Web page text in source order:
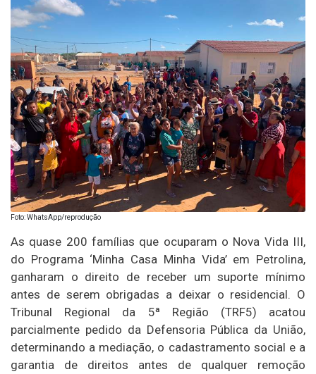
Foto: WhatsApp/reprodução
As quase 200 famílias que ocuparam o Nova Vida III,
do Programa ‘Minha Casa Minha Vida’ em Petrolina,
ganharam o direito de receber um suporte mínimo
antes de serem obrigadas a deixar o residencial. O
Tribunal Regional da 5ª Região (TRF5) acatou
parcialmente pedido da Defensoria Pública da União,
determinando a mediação, o cadastramento social e a
garantia de direitos antes de qualquer remoção